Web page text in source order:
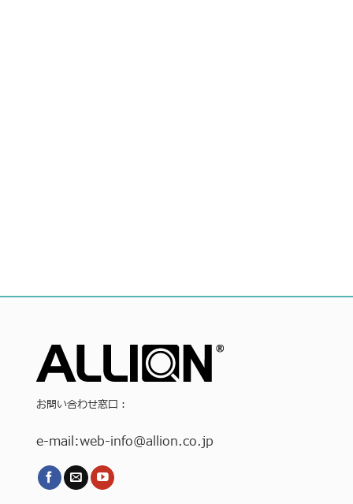
お問い合わせ窓口：
e-mail:web-info@allion.co.jp